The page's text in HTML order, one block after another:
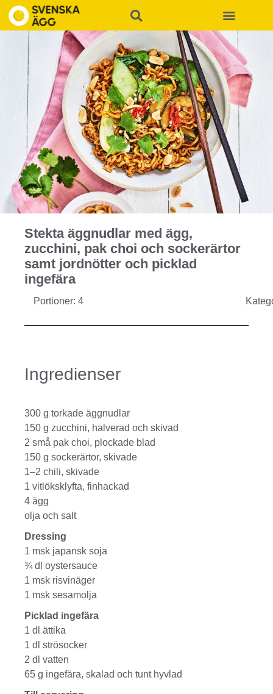
Stekta äggnudlar med ägg,
zucchini, pak choi och sockerärtor
samt jordnötter och picklad
ingefära
Portioner: 4
Ingredienser
300 g torkade äggnudlar
150 g zucchini, halverad och skivad
2 små pak choi, plockade blad
150 g sockerärtor, skivade
1–2 chili, skivade
1 vitlöksklyfta, finhackad
4 ägg
olja och salt
Dressing
1 msk japansk soja
¾ dl oystersauce
1 msk risvinäger
1 msk sesamolja
Picklad ingefära
1 dl ättika
1 dl strösocker
2 dl vatten
65 g ingefära, skalad och tunt hyvlad